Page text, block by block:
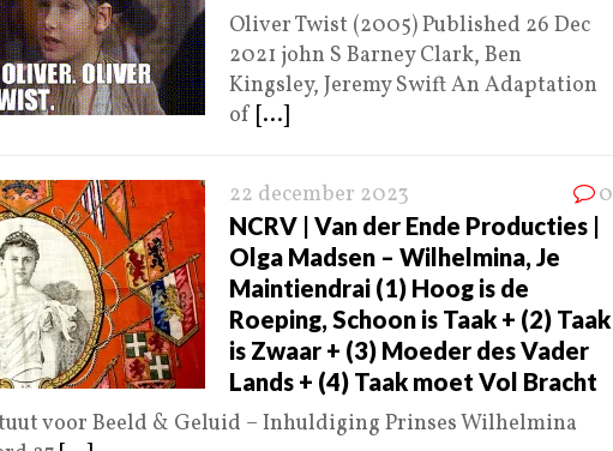
Oliver Twist (2005) Published 26 Dec
2021 john S Barney Clark, Ben
Kingsley, Jeremy Swift An Adaptation
of [...]
22 december 2023 0
NCRV | Van der Ende Producties |
Olga Madsen – Wilhelmina, Je
Maintiendrai (1) Hoog is de
Roeping, Schoon is Taak + (2) Taak
is Zwaar + (3) Moeder des Vader
Lands + (4) Taak moet Vol Bracht
voor Beeld & Geluid – Inhuldiging Prinses Wilhelmina